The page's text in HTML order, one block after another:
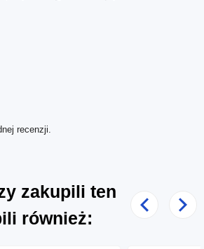
recenzji.
zakupili ten
również:
Poprzedni